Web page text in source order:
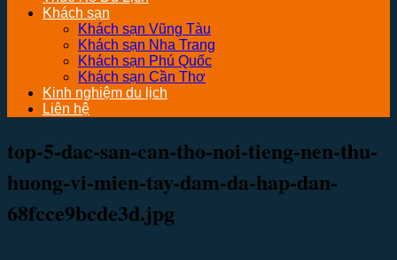
Khách sạn
Khách sạn Vũng Tàu
Khách sạn Nha Trang
Khách sạn Phú Quốc
Khách sạn Cần Thơ
Kinh nghiệm du lịch
Liên hệ
top-5-dac-san-can-tho-noi-tieng-nen-thu-
huong-vi-mien-tay-dam-da-hap-dan-
68fcce9bcde3d.jpg